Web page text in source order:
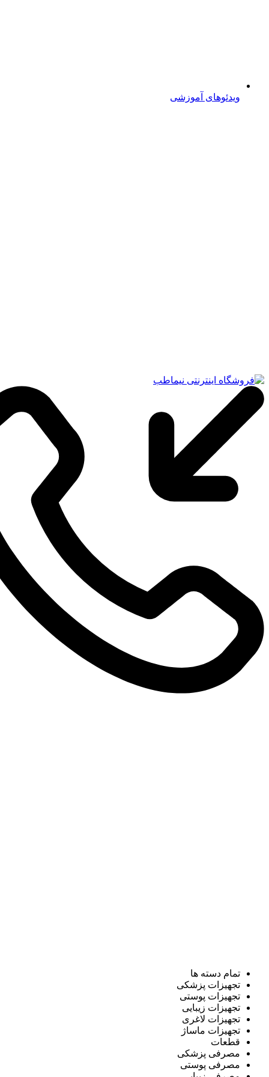
ویدئوهای آموزشی
تمام دسته ها
تجهیزات پزشکی
تجهیزات پوستی
تجهیزات زیبایی
تجهیزات لاغری
تجهیزات ماساژ
قطعات
مصرفی پزشکی
مصرفی پوستی